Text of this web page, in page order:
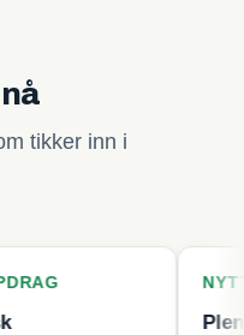
tikker inn i
NYTT
Plenklipping